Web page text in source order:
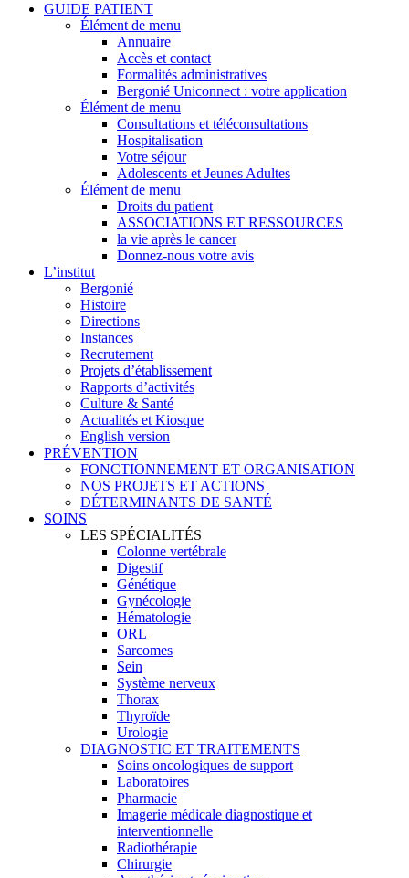
GUIDE PATIENT
Élément de menu
Annuaire
Accès et contact
Formalités administratives
Bergonié Uniconnect : votre application
Élément de menu
Consultations et téléconsultations
Hospitalisation
Votre séjour
Adolescents et Jeunes Adultes
Élément de menu
Droits du patient
ASSOCIATIONS ET RESSOURCES
la vie après le cancer
Donnez-nous votre avis
L’institut
Bergonié
Histoire
Directions
Instances
Recrutement
Projets d’établissement
Rapports d’activités
Culture & Santé
Actualités et Kiosque
English version
PRÉVENTION
FONCTIONNEMENT ET ORGANISATION
NOS PROJETS ET ACTIONS
DÉTERMINANTS DE SANTÉ
SOINS
LES SPÉCIALITÉS
Colonne vertébrale
Digestif
Génétique
Gynécologie
Hématologie
ORL
Sarcomes
Sein
Système nerveux
Thorax
Thyroïde
Urologie
DIAGNOSTIC ET TRAITEMENTS
Soins oncologiques de support
Laboratoires
Pharmacie
Imagerie médicale diagnostique et
interventionnelle
Radiothérapie
Chirurgie